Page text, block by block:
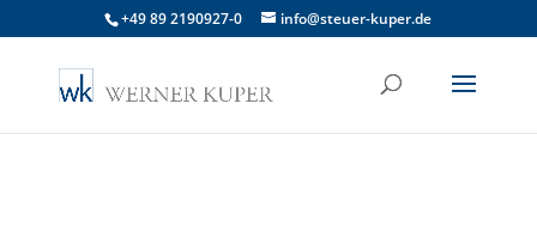
+49 89 2190927-0 info@steuer-kuper.de